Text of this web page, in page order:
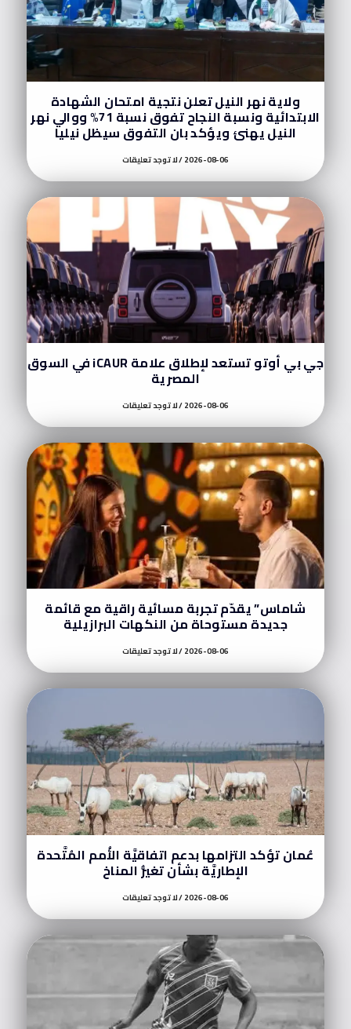
ولاية نهر النيل تعلن نتجية امتحان الشهادة
الابتدائية ونسبة النجاح تفوق نسبة 71% ووالي نهر
النيل يهنئ ويؤكد بان التفوق سيظل نيليا
2026-08-06 لا توجد تعليقات
جي بي أوتو تستعد لإطلاق علامة iCAUR في السوق
المصرية
2026-08-06 لا توجد تعليقات
شاماس” يقدّم تجربة مسائية راقية مع قائمة
جديدة مستوحاة من النكهات البرازيلية
2026-08-06 لا توجد تعليقات
عُمان تؤكد التزامها بدعم اتفاقيَّة الأُمم المُتَّحدة
الإطاريَّة بشأن تغيُّر المناخ
2026-08-06 لا توجد تعليقات